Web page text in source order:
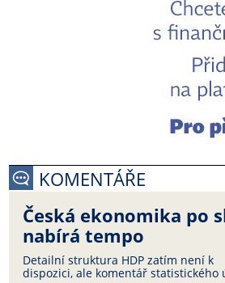
KOMENTÁŘE
Česká ekonomika po
nabírá tempo
Detailní struktura HDP zatím není k
dispozici, ale komentář statistického